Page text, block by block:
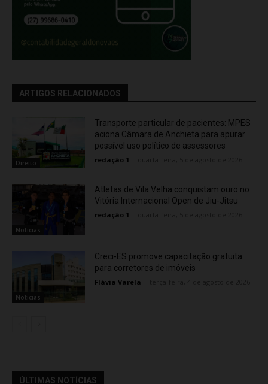
ARTIGOS RELACIONADOS
Direito
Transporte particular de pacientes: MPES
aciona Câmara de Anchieta para apurar
possível uso político de assessores
redação 1
Noticias
Atletas de Vila Velha conquistam ouro no
Vitória Internacional Open de Jiu-Jitsu
redação 1
Noticias
Creci-ES promove capacitação gratuita
para corretores de imóveis
Flávia Varela
ÚLTIMAS NOTÍCIAS